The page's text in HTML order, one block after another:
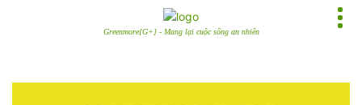
Greenmore[G+] - Mang lại cuộc sống an nhiên